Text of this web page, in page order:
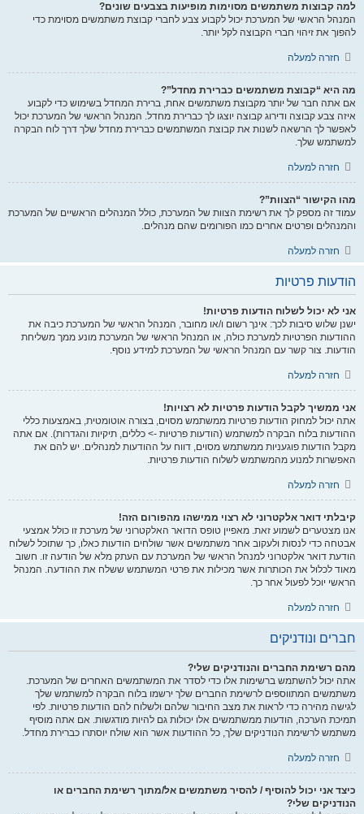
למה קבוצות משתמשים מסוימות מופיעות בצבעים שונים?
המנהל הראשי של המערכת יכול לקבוע צבע לחברי קבוצת משתמשים מסוימת כדי
להפוך את זיהוי חברי הקבוצה לקל יותר.
חזרה למעלה
מה היא “קבוצת משתמשים כברירת מחדל”?
אם אתה חבר של יותר מקבוצת משתמשים אחת, ברירת המחדל בשימוש כדי לקבוע
איזה צבע קבוצה ודירוג קבוצה יוצגו לך כברירת מחדל. המנהל הראשי של המערכת יכול
לאפשר לך הרשאה לשנות את קבוצת המשתמשים כברירת מחדל שלך דרך לוח הבקרה
למשתמש שלך.
חזרה למעלה
מהו הקישור “הצוות”?
עמוד זה מספק לך את רשימת הצוות של המערכת, כולל המנהלים הראשיים של המערכת
והמנהלים ופרטים אחרים כמו הפורומים שהם מנהלים.
חזרה למעלה
הודעות פרטיות
אני לא יכול לשלוח הודעות פרטיות!
ישנן שלוש סיבות לכך: אינך רשום ו/או מחובר, המנהל הראשי של המערכת כיבה את
ההודעות הפרטיות למערכת כולה, או המנהל הראשי של המערכת מונע ממך משליחת
הודעות. צור קשר עם המנהל הראשי של המערכת למידע נוסף.
חזרה למעלה
אני ממשיך לקבל הודעות פרטיות לא רצויות!
אתה יכול למחוק הודעות פרטיות ממשתמש מסוים, בצורה אוטומטית, באמצעות כללי
ההודעות בלוח הבקרה למשתמש (הודעות פרטיות -> כללים, תיקיות והגדרות). אם אתה
מקבל הודעות פוגעניות ממשתמש מסוים, דווח על ההודעות למנהלים. יש להם את
האפשרות למנוע מהמשתמש לשלוח הודעות פרטיות.
חזרה למעלה
קיבלתי דואר אלקטרוני לא רצוי ממישהו מהפורום הזה!
אנו מצטערים לשמוע זאת. מאפיין טופס הדואר האלקטרוני של מערכת זו כולל אמצעי
אבטחה כדי לנסות ולעקוב אחר משתמשים אשר שולחים הודעות כאלו, כך שתוכל לשלוח
הודעת דואר אלקטרוני למנהל הראשי של המערכת עם העתק מלא של הודעה זו. חשוב
מאוד לכלול את הכותרות אשר מכילות את פרטי המשתמש ששלח את ההודעה. המנהל
הראשי יוכל לפעול אחר כך.
חזרה למעלה
חברים ונודניקים
מהם רשימת החברים והנודניקים שלי?
אתה יכול להשתמש ברשימות אלו כדי לסדר את המשתמשים האחרים של המערכת.
משתמשים המתווספים לרשימת החברים שלך ירשמו בלוח הבקרה למשתמש שלך
לגישה מהירה כדי לראות את מצב החיבור שלהם ולשלוח להם הודעות פרטיות. לפי
תמיכת הערכה, הודעות ממשתמשים אלו יכולות גם להיות מודגשות. אם אתה מוסיף
משתמש לרשימת הנודניקים שלך, כל ההודעות אשר הוא שולח יוסתרו כברירת מחדל.
חזרה למעלה
כיצד אני יכול להוסיף / להסיר משתמשים אל/מתוך רשימת החברים או
הנודניקים שלי?